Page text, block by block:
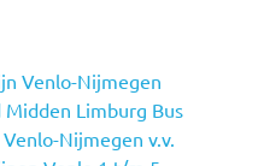
Venlo-Nijmegen
Limburg Bus
Nijmegen v.v.